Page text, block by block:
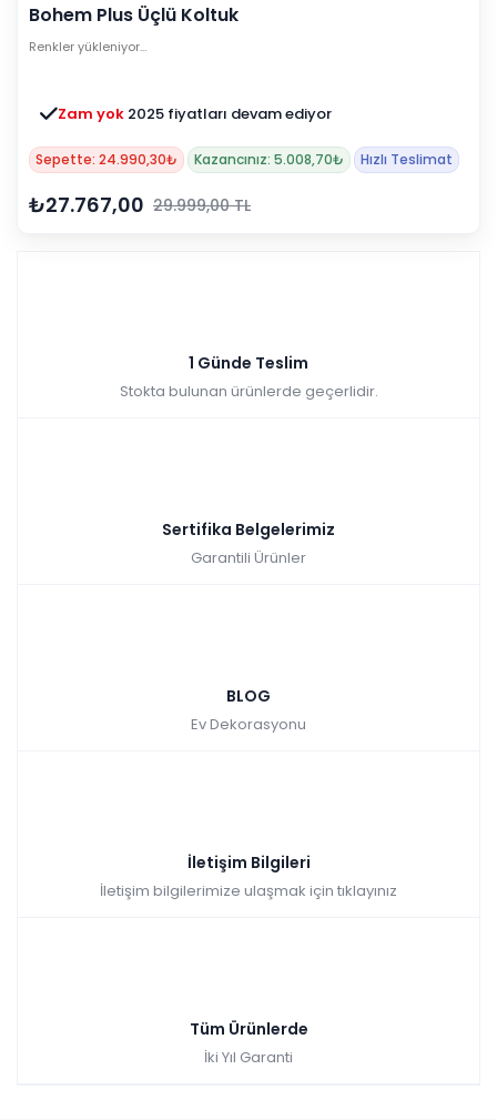
Bohem Plus Üçlü Koltuk
Renkler yükleniyor…
Zam yok 2025 fiyatları devam ediyor
Sepette: 24.990,30₺ Kazancınız: 5.008,70₺ Hızlı Teslimat
₺27.767,00 29.999,00 TL
1 Günde Teslim
Stokta bulunan ürünlerde geçerlidir.
Sertifika Belgelerimiz
Garantili Ürünler
BLOG
Ev Dekorasyonu
İletişim Bilgileri
İletişim bilgilerimize ulaşmak için tıklayınız
Tüm Ürünlerde
İki Yıl Garanti